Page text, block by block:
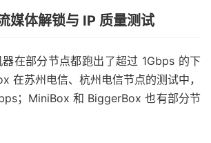
媒体解锁与 IP 质量测试
在部分节点都跑出了超过 1Gbps 的下
在苏州电信、杭州电信节点的测试中，
；MiniBox 和 BiggerBox 也有部分节